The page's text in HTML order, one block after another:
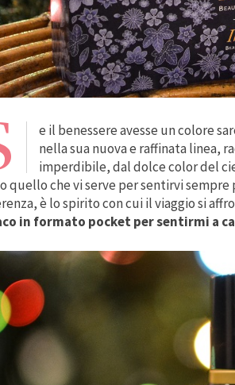
e il benessere avesse un colore
nella sua nuova e raffinata linea,
imperdibile, dal dolce color del
quello che vi serve per sentirvi
è lo spirito con cui il viaggio si
in formato pocket per sentirmi a